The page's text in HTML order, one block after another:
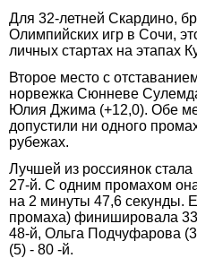
Для 32-летней Скардино,
Олимпийских игр в Сочи,
личных стартах на этапах
Второе место с
норвежка Сюнневе
Юлия Джима (+12,0). Обе
допустили ни одного
рубежах.
Лучшей из россиянок
27-й. С одним промахом
на 2 минуты 47,6 секунды.
промаха) финишировала
48-й, Ольга Подчуфарова
(5) - 80 -й.